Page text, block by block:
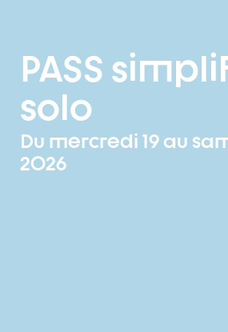
PASS
solo
Du mercredi 19 au
2026